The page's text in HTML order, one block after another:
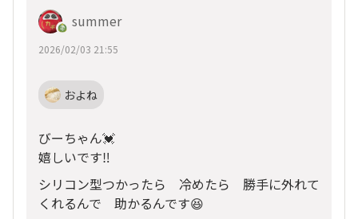
summer
2026/02/03 21:55
およね
びーちゃん💓
嬉しいです‼️
シリコン型つかったら 冷めたら 勝手に外れて
くれるんで 助かるんです😆